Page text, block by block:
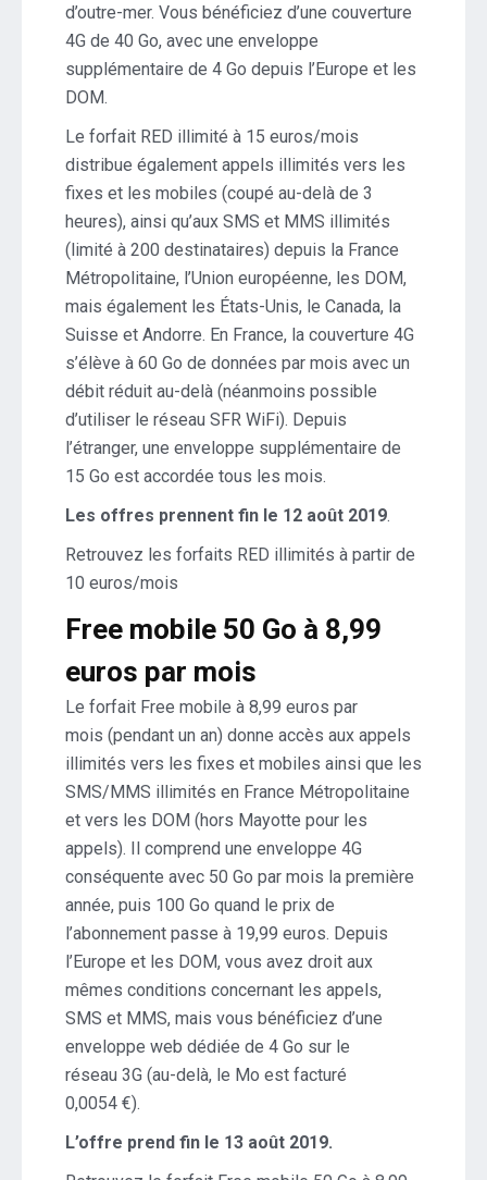
d’outre-mer. Vous bénéficiez d’une couverture
4G de 40 Go, avec une enveloppe
supplémentaire de 4 Go depuis l’Europe et les
DOM.
Le forfait RED illimité à 15 euros/mois
distribue également appels illimités vers les
fixes et les mobiles (coupé au-delà de 3
heures), ainsi qu’aux SMS et MMS illimités
(limité à 200 destinataires) depuis la France
Métropolitaine, l’Union européenne, les DOM,
mais également les États-Unis, le Canada, la
Suisse et Andorre. En France, la couverture 4G
s’élève à 60 Go de données par mois avec un
débit réduit au-delà (néanmoins possible
d’utiliser le réseau SFR WiFi). Depuis
l’étranger, une enveloppe supplémentaire de
15 Go est accordée tous les mois.
Les offres prennent fin le 12 août 2019.
Retrouvez les forfaits RED illimités à partir de
10 euros/mois
Free mobile 50 Go à 8,99
euros par mois
Le forfait Free mobile à 8,99 euros par
mois (pendant un an) donne accès aux appels
illimités vers les fixes et mobiles ainsi que les
SMS/MMS illimités en France Métropolitaine
et vers les DOM (hors Mayotte pour les
appels). Il comprend une enveloppe 4G
conséquente avec 50 Go par mois la première
année, puis 100 Go quand le prix de
l’abonnement passe à 19,99 euros. Depuis
l’Europe et les DOM, vous avez droit aux
mêmes conditions concernant les appels,
SMS et MMS, mais vous bénéficiez d’une
enveloppe web dédiée de 4 Go sur le
réseau 3G (au-delà, le Mo est facturé
0,0054 €).
L’offre prend fin le 13 août 2019.